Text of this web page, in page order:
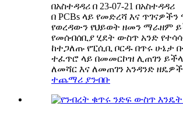
በአስተዳዳሪ በ 23-07-21 በአስተዳዳሪ
በ PCBs ላይ የመድረሻ እና
የወረዳውን የህይወት ዘመን ማራዘም
የመሰብሰቢያ ሂደት ውስጥ አንድ
ከተጋለጡ የፒሲቢ ቦርዱ በጥሩ ሁኔታ
ተፈጥሮ ላይ በመመርኮዝ ሊጠገን
ለመሻር እና ለመጠገን አንዳንድ
ተጨማሪ ያንብቡ